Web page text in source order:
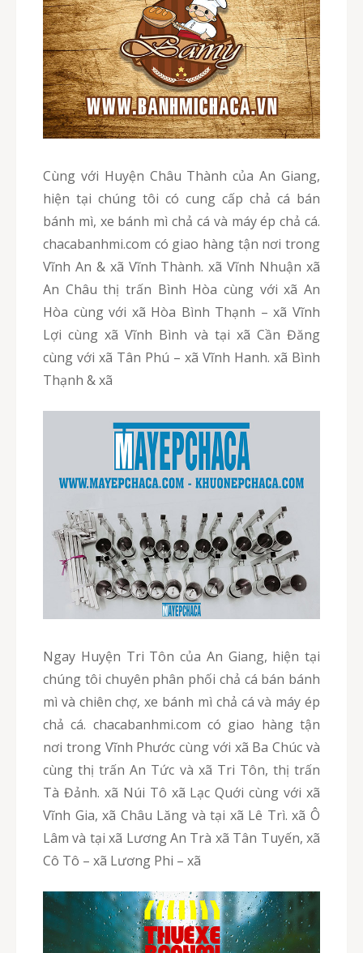
Cùng với Huyện Châu Thành của An Giang,
hiện tại chúng tôi có cung cấp chả cá bán
bánh mì, xe bánh mì chả cá và máy ép chả cá.
chacabanhmi.com có giao hàng tận nơi trong
Vĩnh An & xã Vĩnh Thành. xã Vĩnh Nhuận xã
An Châu thị trấn Bình Hòa cùng với xã An
Hòa cùng với xã Hòa Bình Thạnh – xã Vĩnh
Lợi cùng xã Vĩnh Bình và tại xã Cần Đăng
cùng với xã Tân Phú – xã Vĩnh Hanh. xã Bình
Thạnh & xã
Ngay Huyện Tri Tôn của An Giang, hiện tại
chúng tôi chuyên phân phối chả cá bán bánh
mì và chiên chợ, xe bánh mì chả cá và máy ép
chả cá. chacabanhmi.com có giao hàng tận
nơi trong Vĩnh Phước cùng với xã Ba Chúc và
cùng thị trấn An Tức và xã Tri Tôn, thị trấn
Tà Đảnh. xã Núi Tô xã Lạc Quới cùng với xã
Vĩnh Gia, xã Châu Lăng và tại xã Lê Trì. xã Ô
Lâm và tại xã Lương An Trà xã Tân Tuyến, xã
Cô Tô – xã Lương Phi – xã